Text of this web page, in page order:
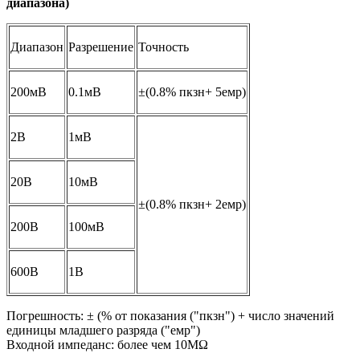
диапазона)
Диапазон Разрешение Точность
200мВ 0.1мВ ±(0.8% пкзн+ 5емр)
2В 1мВ
±(0.8% пкзн+ 2емр)
20В 10мВ
200В 100мВ
600В 1В
Погрешность: ± (% от показания ("пкзн") + число значений
единицы младшего разряда ("емр")
Входной импеданс: более чем 10MΩ